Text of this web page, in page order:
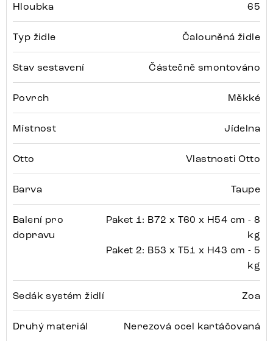
Hloubka 65
Typ židle Čalouněná židle
Stav sestavení Částečně smontováno
Povrch Měkké
Místnost Jídelna
Otto Vlastnosti Otto
Barva Taupe
Balení pro
dopravu
Paket 1: B72 x T60 x H54 cm - 8
kg
Paket 2: B53 x T51 x H43 cm - 5
kg
Sedák systém židlí Zoa
Druhý materiál Nerezová ocel kartáčovaná